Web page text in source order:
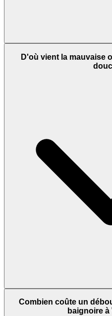
D'où vient la mauvaise
Combien coûte un
baignoire à